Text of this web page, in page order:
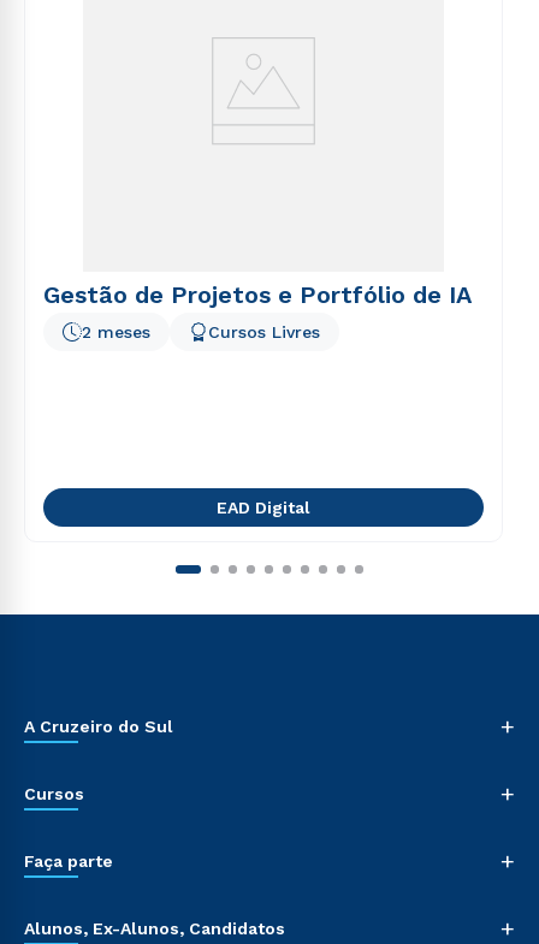
Gestão de Projetos e Portfólio de IA
2 meses Cursos Livres
EAD Digital
A Cruzeiro do Sul +
Cursos +
Faça parte +
Alunos, Ex-Alunos, Candidatos +